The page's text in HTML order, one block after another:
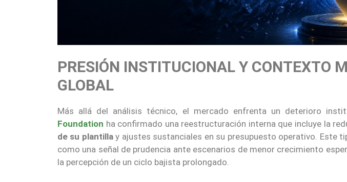
PRESIÓN INSTITUCIONAL Y CONTEXTO
GLOBAL
Más allá del análisis técnico, el mercado enfrenta un deterioro
Foundation ha confirmado una reestructuración interna que incluye la
de su plantilla y ajustes sustanciales en su presupuesto operativo. Este
como una señal de prudencia ante escenarios de menor crecimiento
la percepción de un ciclo bajista prolongado.